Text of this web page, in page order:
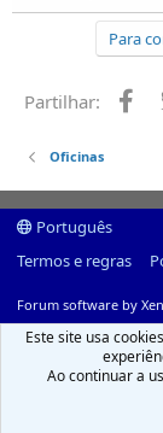
Para
Partilhar:
Oficinas
Português
Termos e regras
Forum software by
Este site usa
Ao continuar a